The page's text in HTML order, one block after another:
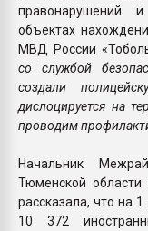
правонарушений
объектах
МВД России
со службой
создали
дислоцируется на
проводим
Начальник
Тюменской области
рассказала, что на
10 372